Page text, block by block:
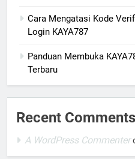
Cara Mengatasi Kode
Login KAYA787
Panduan Membuka
Terbaru
Recent Comments
A WordPress Commenter